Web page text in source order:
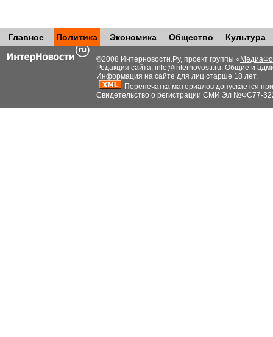
Главное Политика Экономика Общество Культура
©2008 Интерновости.Ру, проект группы «
Редакция сайта: info@internovosti.ru. Общие и
Информация на сайте для лиц старше 18 лет.
Перепечатка материалов допускается
Свидетельство о регистрации СМИ Эл №ФС77-